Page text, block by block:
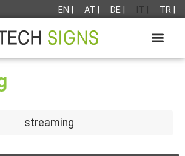
EN | AT | DE | IT | TR |
streaming